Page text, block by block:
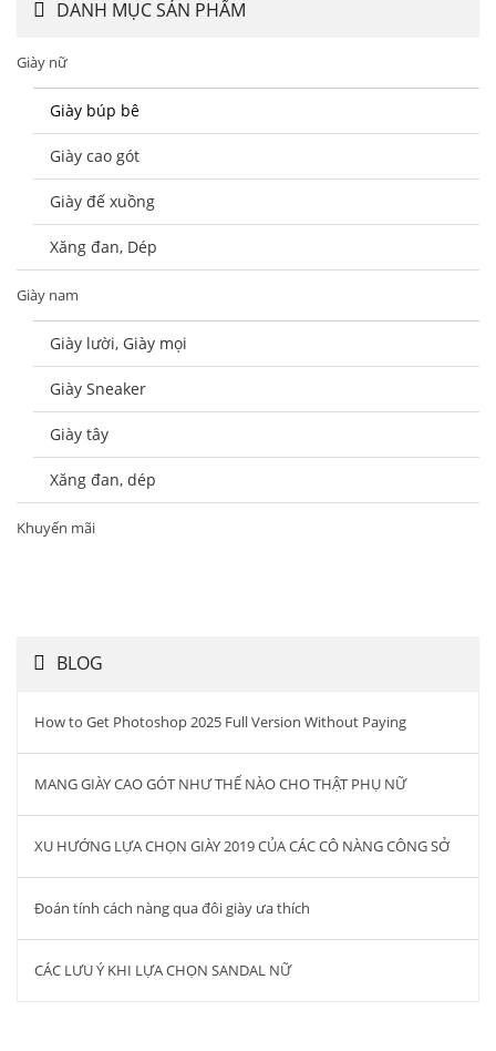
DANH MỤC SẢN PHẨM
Giày nữ
Giày búp bê
Giày cao gót
Giày đế xuồng
Xăng đan, Dép
Giày nam
Giày lười, Giày mọi
Giày Sneaker
Giày tây
Xăng đan, dép
Khuyến mãi
BLOG
How to Get Photoshop 2025 Full Version Without Paying
MANG GIÀY CAO GÓT NHƯ THẾ NÀO CHO THẬT PHỤ NỮ
XU HƯỚNG LỰA CHỌN GIÀY 2019 CỦA CÁC CÔ NÀNG CÔNG SỞ
Đoán tính cách nàng qua đôi giày ưa thích
CÁC LƯU Ý KHI LỰA CHỌN SANDAL NỮ